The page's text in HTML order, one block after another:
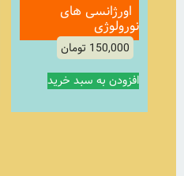
اورژانسی های
نورولوژی
150,000 تومان
افزودن به سبد خرید